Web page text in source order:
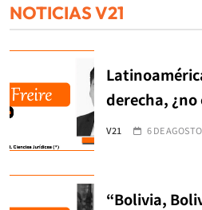
NOTICIAS V21
derecha, ¿no
V21 6 DE
“Bolivia,